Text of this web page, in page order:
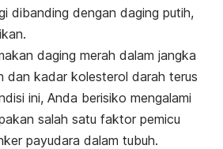
dibanding dengan daging putih,
daging merah dalam jangka
dan kadar kolesterol darah terus
ini, Anda berisiko mengalami
salah satu faktor pemicu
payudara dalam tubuh.